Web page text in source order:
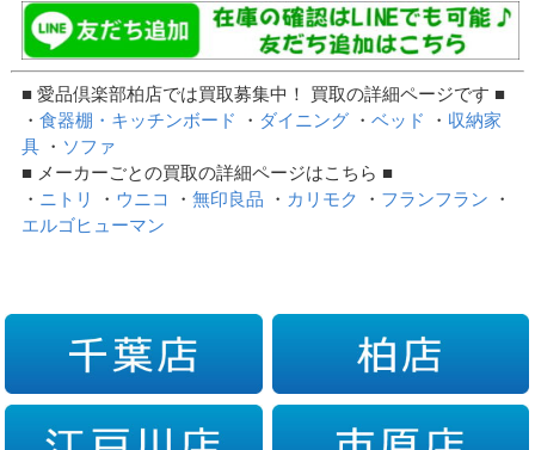
■ 愛品倶楽部柏店では買取募集中！ 買取の詳細ページです ■
・食器棚・キッチンボード ・ ダイニング ・ベッド ・ 収納家
具 ・ ソファ
■ メーカーごとの買取の詳細ページはこちら ■
・ ニトリ ・ ウニコ ・無印良品 ・ カリモク ・ フランフラン ・
エルゴヒューマン